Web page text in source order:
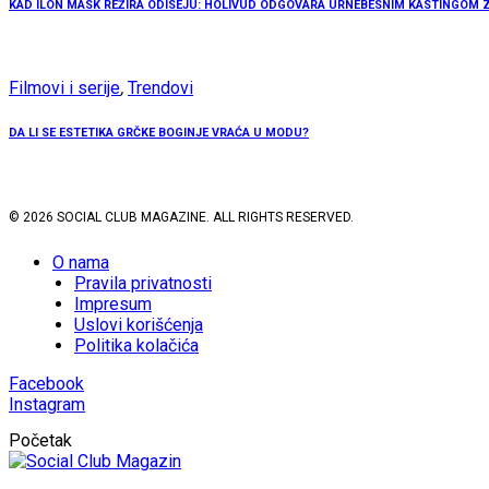
KAD ILON MASK REŽIRA ODISEJU: HOLIVUD ODGOVARA URNEBESNIM KASTINGOM
Filmovi i serije, Trendovi
DA LI SE ESTETIKA GRČKE BOGINJE VRAĆA U MODU?
© 2026 SOCIAL CLUB MAGAZINE. ALL RIGHTS RESERVED.
O nama
Pravila privatnosti
Impresum
Uslovi korišćenja
Politika kolačića
Facebook
Instagram
Početak